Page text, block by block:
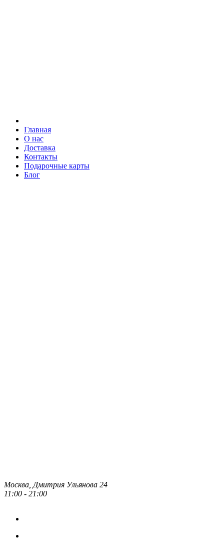
Главная
О нас
Доставка
Контакты
Подарочные карты
Блог
Москва, Дмитрия Ульянова 24
11:00 - 21:00